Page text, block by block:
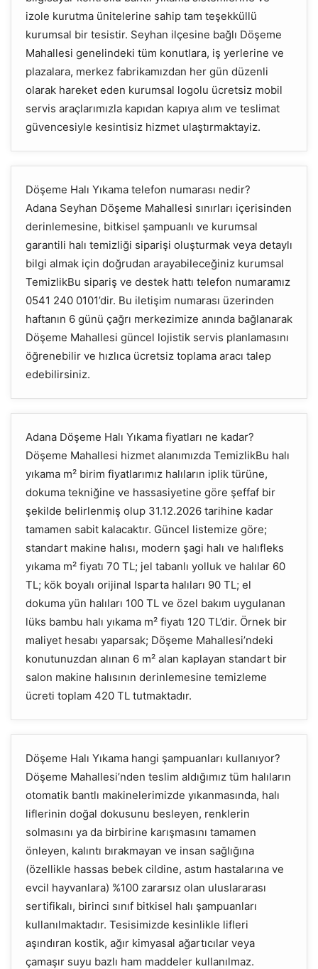
izole kurutma ünitelerine sahip tam teşekküllü
kurumsal bir tesistir. Seyhan ilçesine bağlı Döşeme
Mahallesi genelindeki tüm konutlara, iş yerlerine ve
plazalara, merkez fabrikamızdan her gün düzenli
olarak hareket eden kurumsal logolu ücretsiz mobil
servis araçlarımızla kapıdan kapıya alım ve teslimat
güvencesiyle kesintisiz hizmet ulaştırmaktayiz.
Döşeme Halı Yıkama telefon numarası nedir?
Adana Seyhan Döşeme Mahallesi sınırları içerisinden
derinlemesine, bitkisel şampuanlı ve kurumsal
garantili halı temizliği siparişi oluşturmak veya detaylı
bilgi almak için doğrudan arayabileceğiniz kurumsal
TemizlikBu sipariş ve destek hattı telefon numaramız
0541 240 0101’dir. Bu iletişim numarası üzerinden
haftanın 6 günü çağrı merkezimize anında bağlanarak
Döşeme Mahallesi güncel lojistik servis planlamasını
öğrenebilir ve hızlıca ücretsiz toplama aracı talep
edebilirsiniz.
Adana Döşeme Halı Yıkama fiyatları ne kadar?
Döşeme Mahallesi hizmet alanımızda TemizlikBu halı
yıkama m² birim fiyatlarımız halıların iplik türüne,
dokuma tekniğine ve hassasiyetine göre şeffaf bir
şekilde belirlenmiş olup 31.12.2026 tarihine kadar
tamamen sabit kalacaktır. Güncel listemize göre;
standart makine halısı, modern şagi halı ve halıfleks
yıkama m² fiyatı 70 TL; jel tabanlı yolluk ve halılar 60
TL; kök boyalı orijinal Isparta halıları 90 TL; el
dokuma yün halıları 100 TL ve özel bakım uygulanan
lüks bambu halı yıkama m² fiyatı 120 TL’dir. Örnek bir
maliyet hesabı yaparsak; Döşeme Mahallesi’ndeki
konutunuzdan alınan 6 m² alan kaplayan standart bir
salon makine halısının derinlemesine temizleme
ücreti toplam 420 TL tutmaktadır.
Döşeme Halı Yıkama hangi şampuanları kullanıyor?
Döşeme Mahallesi’nden teslim aldığımız tüm halıların
otomatik bantlı makinelerimizde yıkanmasında, halı
liflerinin doğal dokusunu besleyen, renklerin
solmasını ya da birbirine karışmasını tamamen
önleyen, kalıntı bırakmayan ve insan sağlığına
(özellikle hassas bebek cildine, astım hastalarına ve
evcil hayvanlara) %100 zararsız olan uluslararası
sertifikalı, birinci sınıf bitkisel halı şampuanları
kullanılmaktadır. Tesisimizde kesinlikle lifleri
aşındıran kostik, ağır kimyasal ağartıcılar veya
çamaşır suyu bazlı ham maddeler kullanılmaz.